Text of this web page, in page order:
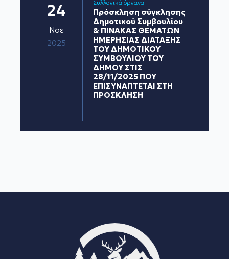
24
Νοε
2025
Συλλογικά όργανα
Πρόσκληση σύγκλησης
Δημοτικού Συμβουλίου
& ΠΙΝΑΚΑΣ ΘΕΜΑΤΩΝ
ΗΜΕΡΗΣΙΑΣ ΔΙΑΤΑΞΗΣ
ΤΟΥ ΔΗΜΟΤΙΚΟΥ
ΣΥΜΒΟΥΛΙΟΥ ΤΟΥ
ΔΗΜΟΥ ΣΤΙΣ
28/11/2025 ΠΟΥ
ΕΠΙΣΥΝΑΠΤΕΤΑΙ ΣΤΗ
ΠΡΟΣΚΛΗΣΗ